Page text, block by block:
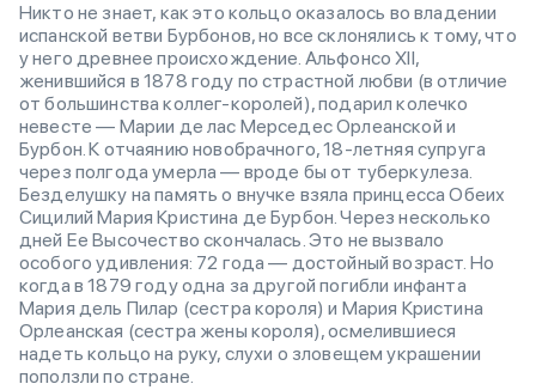
Никто не знает, как это кольцо оказалось во владении
испанской ветви Бурбонов, но все склонялись к тому, что
у него древнее происхождение. Альфонсо XII,
женившийся в 1878 году по страстной любви (в отличие
от большинства коллег-королей), подарил колечко
невесте — Марии де лас Мерседес Орлеанской и
Бурбон. К отчаянию новобрачного, 18-летняя супруга
через полгода умерла — вроде бы от туберкулеза.
Безделушку на память о внучке взяла принцесса Обеих
Сицилий Мария Кристина де Бурбон. Через несколько
дней Ее Высочество скончалась. Это не вызвало
особого удивления: 72 года — достойный возраст. Но
когда в 1879 году одна за другой погибли инфанта
Мария дель Пилар (сестра короля) и Мария Кристина
Орлеанская (сестра жены короля), осмелившиеся
надеть кольцо на руку, слухи о зловещем украшении
поползли по стране.